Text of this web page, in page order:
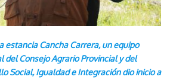
estancia Cancha Carrera, un equipo
del Consejo Agrario Provincial y del
Social, Igualdad e Integración dio inicio a